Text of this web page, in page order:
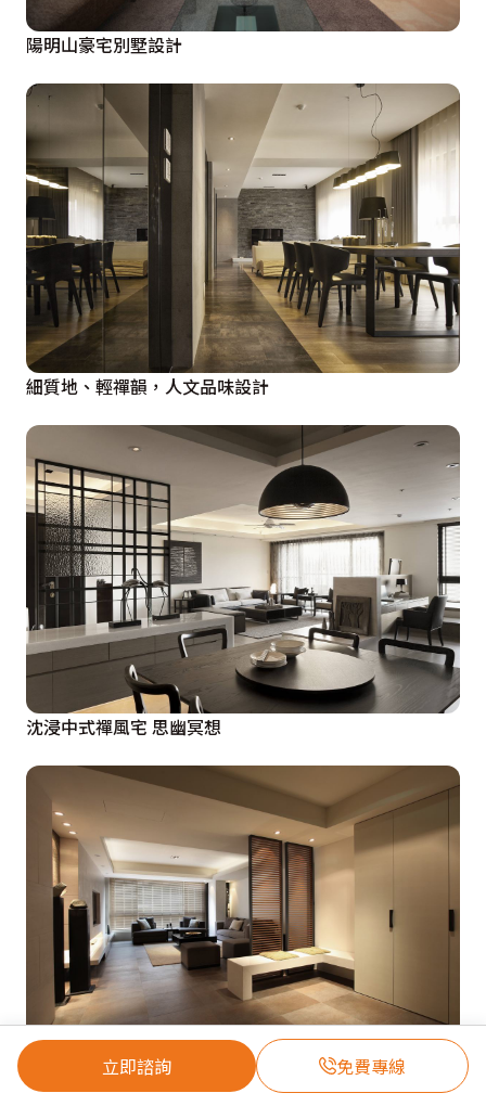
立即諮詢 免費專線
陽明山豪宅別墅設計
細質地、輕禪韻，人文品味設計
沈浸中式禪風宅 思幽冥想
光線、線條、建材 低調打造完美居宅細膩質感